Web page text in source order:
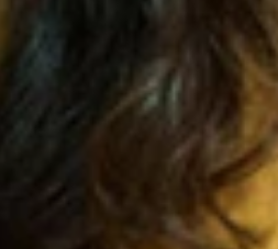
ュー」という姐さん